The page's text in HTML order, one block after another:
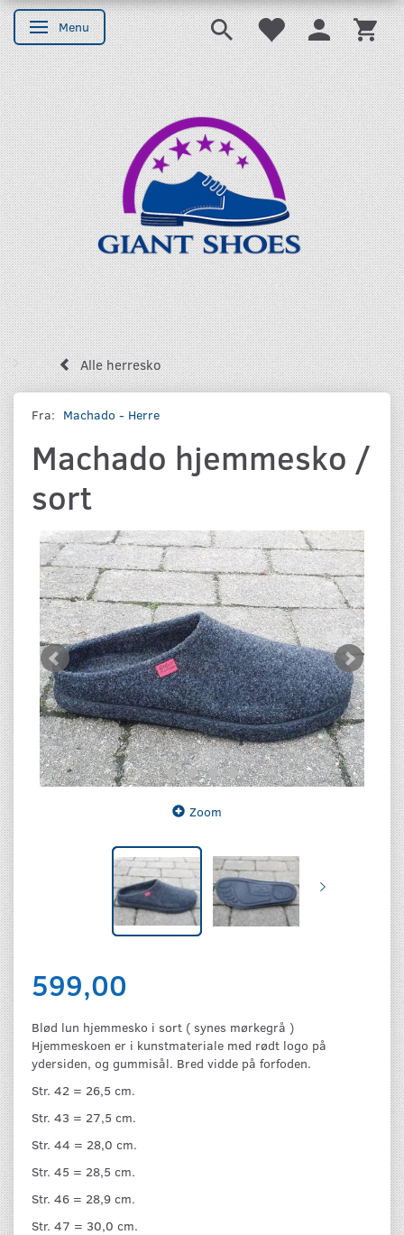
Skifte navigation
Menu
Alle herresko
Fra: Machado - Herre
Machado hjemmesko /
sort
Zoom
599,00
Blød lun hjemmesko i sort ( synes mørkegrå )
Hjemmeskoen er i kunstmateriale med rødt logo på
ydersiden, og gummisål. Bred vidde på forfoden.
Str. 42 = 26,5 cm.
Str. 43 = 27,5 cm.
Str. 44 = 28,0 cm.
Str. 45 = 28,5 cm.
Str. 46 = 28,9 cm.
Str. 47 = 30,0 cm.